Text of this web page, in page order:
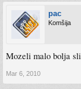
pac
Komšija
Mozeli malo bolja
Mar 6, 2010